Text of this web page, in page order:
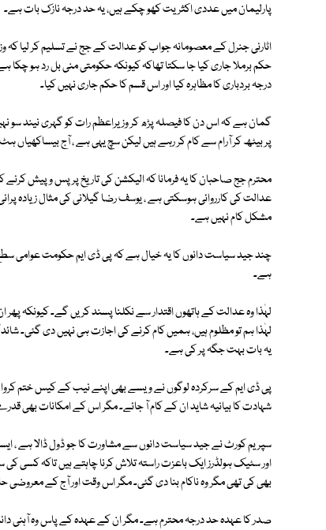
پارلیمان میں عددی اکثریت کھو چکے ہیں، یہ حد درجہ نازک بات ہے۔
اٹارنی جنرل کے معصومانہ جواب کو عدالت کے جج نے تسلیم کر لیا
حکم برملا جاری کیا جا سکتا تھاکہ کیونکہ حکومتی منی بل رد ہو
درجہ بردباری کا مظاہرہ کیا اور اس قسم کا حکم جاری نہیں کیا۔
گمان ہے کہ اس دن کا فیصلہ پڑھ کر وزیراعظم رات کو گہری نیند سو
پر بیٹھ کر آرام سے کام کر رہے ہیں لیکن سچ یہی ہے ، آج
محترم جج صاحبان کا یہ فرمانا کہ الیکشن کی تاریخ پر پس و پیش
عدالت کی کارروائی ہوسکتی ہے ، یوسف رضا گیلانی کی مثال زیادہ
مشکل کام نہیں ہے۔
چند جید سیاست دانوں کا یہ خیال ہے کہ پی ڈی ایم حکومت عوامی سطح
ہے۔
لہٰذا وہ عدالت کے ہاتھوں اقتدار سے نکلنا پسند کریں گے۔ کیونکہ
لہٰذا ہم تو مظلوم ہیں، ہمیں کام کرنے کی اجازت ہی نہیں دی گئی۔
یہ بات بہت جگہ پر کی ہے۔
پی ڈی ایم کے سرکردہ لوگوں نے ویسے بھی اپنے نیب کے کیس ختم
شہادت کا بیانیہ شاید ان کے کام آ جائے۔ مگر اس کے امکانات بھی
سپریم کورٹ نے جید سیاست دانوں سے مشاورت کا جو ڈول ڈالا ہے ،
اور سٹیک ہولڈرز ایک باعزت راستہ تلاش کرنا چاہتے ہیں تاکہ
بھی کی تھی مگر وہ ناکام بنا دی گئی۔ مگر اس وقت اور آج کے معروضی
صدر کا عہدہ حد درجہ محترم ہے۔ مگر ان کے عہدہ کے پاس وہ